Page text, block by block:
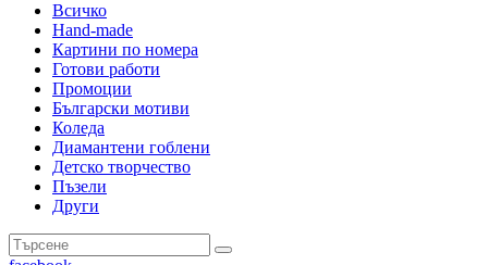
Всичко
Hand-made
Картини по номера
Готови работи
Промоции
Български мотиви
Коледа
Диамантени гоблени
Детско творчество
Пъзели
Други